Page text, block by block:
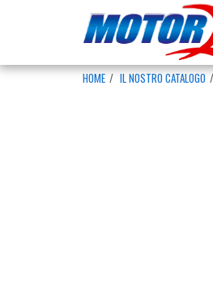
HOME IL NOSTRO CATALOGO